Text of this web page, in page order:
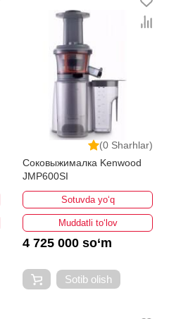
(0 Sharhlar)
Соковыжималка Kenwood
JMP600SI
Sotuvda yo‘q
Muddatli to‘lov
4 725 000 so‘m
Sotib olish